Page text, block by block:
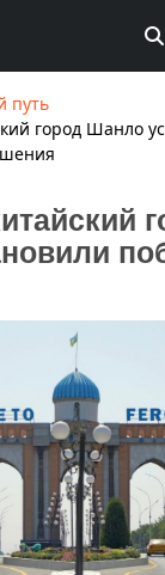
путь
город Шанло